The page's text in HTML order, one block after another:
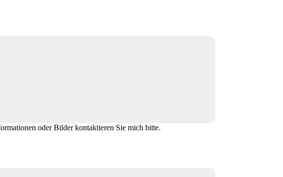
oder Bilder kontaktieren Sie mich bitte.